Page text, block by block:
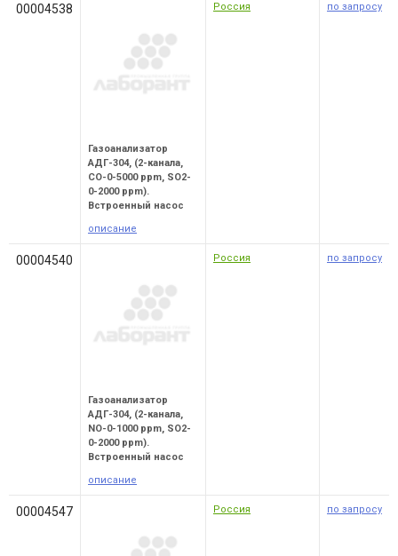
00004538
Газоанализатор
АДГ-304, (2-канала,
CO-0-5000 ppm, SO2-
0-2000 ppm).
Встроенный насос
описание
Россия по запросу
00004540
Газоанализатор
АДГ-304, (2-канала,
NO-0-1000 ppm, SO2-
0-2000 ppm).
Встроенный насос
описание
Россия по запросу
00004547 Россия по запросу